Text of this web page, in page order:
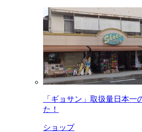
「ギョサン」取扱量日本一
た！
ショップ